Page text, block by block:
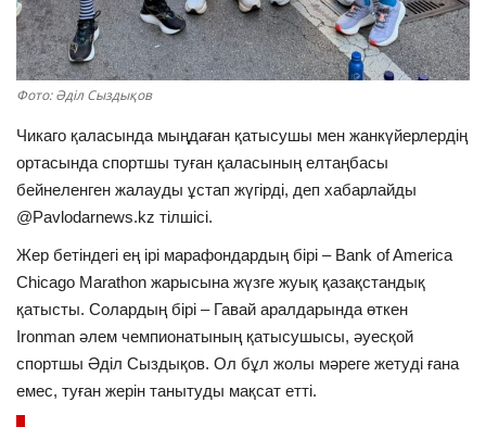
Фото: Әділ Сыздықов
Чикаго қаласында мыңдаған қатысушы мен жанкүйерлердің
ортасында спортшы туған қаласының елтаңбасы
бейнеленген жалауды ұстап жүгірді, деп хабарлайды
@Pavlodarnews.kz тілшісі.
Жер бетіндегі ең ірі марафондардың бірі – Bank of America
Chicago Marathon жарысына жүзге жуық қазақстандық
қатысты. Солардың бірі – Гавай аралдарында өткен
Ironman әлем чемпионатының қатысушысы, әуесқой
спортшы Әділ Сыздықов. Ол бұл жолы мәреге жетуді ғана
емес, туған жерін танытуды мақсат етті.